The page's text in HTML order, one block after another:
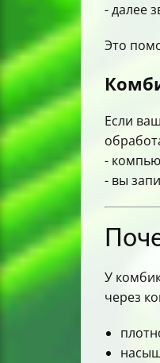
- далее
Это
Если
-
- вы
У
через